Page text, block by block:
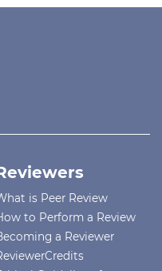
is Peer Review
to Perform a Review
a Reviewer